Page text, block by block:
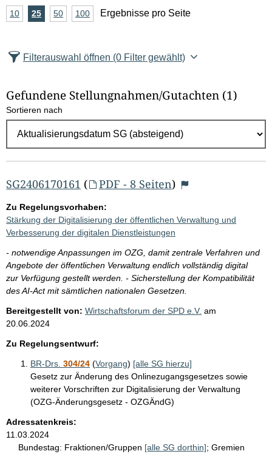
h
zurück
vor
A
z
l
E
g
e
b
n
i
s
s
e
p
o
10Ergebnisse
25Ergebnisse
50Ergebnisse
100Ergebnisse
Ergebnisse pro Seite
Filterauswahl öffnen (0 Filter gewählt)
Gefundene Stellungnahmen/⁠Gutachten (1)
Sortieren nach
SG2406170161 ( PDF - 8 Seiten)
Zu Regelungsvorhaben:
Stärkung der Digitalisierung der öffentlichen Verwaltung und
Verbesserung der digitalen Dienstleistungen
- notwendige Anpassungen im OZG, damit zentrale Verfahren und
Angebote der öffentlichen Verwaltung endlich vollständig digital
zur Verfügung gestellt werden. - Sicherstellung der Kompatibilität
des AI-Act mit sämtlichen nationalen Gesetzen.
Bereitgestellt von: Wirtschaftsforum der SPD e.V. am
20.06.2024
Zu Regelungsentwurf:
BR-Drs. 304/24 (Vorgang) [alle SG hierzu]
Gesetz zur Änderung des Onlinezugangsgesetzes sowie
weiterer Vorschriften zur Digitalisierung der Verwaltung
(OZG-Änderungsgesetz - OZGÄndG)
Adressatenkreis:
11.03.2024
Bundestag: Fraktionen/Gruppen [alle SG dorthin]; Gremien